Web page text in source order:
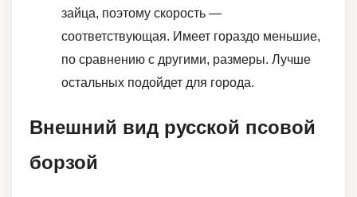
зайца, поэтому скорость —
соответствующая. Имеет гораздо меньшие,
по сравнению с другими, размеры. Лучше
остальных подойдет для города.
Внешний вид русской псовой
борзой